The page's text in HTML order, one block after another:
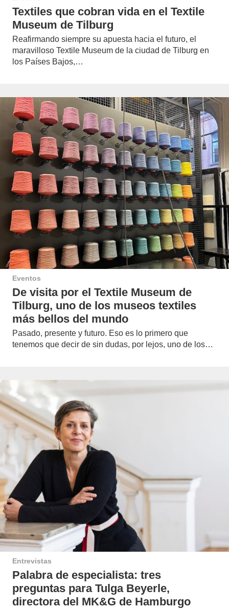
Textiles que cobran vida en el Textile
Museum de Tilburg
Reafirmando siempre su apuesta hacia el futuro, el
maravilloso Textile Museum de la ciudad de Tilburg en
los Países Bajos,…
Eventos
De visita por el Textile Museum de
Tilburg, uno de los museos textiles
más bellos del mundo
Pasado, presente y futuro. Eso es lo primero que
tenemos que decir de sin dudas, por lejos, uno de los…
Entrevistas
Palabra de especialista: tres
preguntas para Tulga Beyerle,
directora del MK&G de Hamburgo